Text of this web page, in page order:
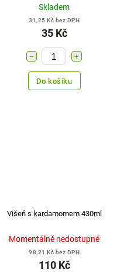
Skladem
31,25 Kč bez DPH
35 Kč
+
−
Do košíku
Višeň s kardamomem 430ml
Momentálně nedostupné
98,21 Kč bez DPH
110 Kč